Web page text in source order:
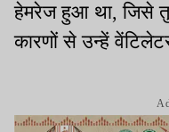
हेमरेज हुआ था, जिसे
कारणों से उन्हें